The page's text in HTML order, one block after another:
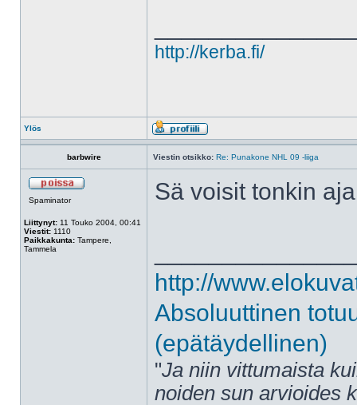
http://kerba.fi/
Ylös
barbwire Viestin otsikko: Re: Punakone NHL 09 -liiga
Spaminator
Liittynyt: 11 Touko 2004, 00:41
Viestit: 1110
Paikkakunta: Tampere,
Tammela
Sä voisit tonkin
http://
Absoluuttinen
(epätäydellinen)
"Ja niin vittumaista
noiden sun arvioides